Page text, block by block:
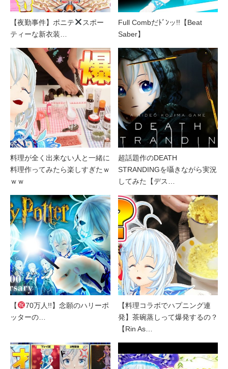
【夜勤事件】ポニテ
スポー
ティーな新衣装…
Full Combだﾄﾞﾝッ!!【Beat
Saber】
料理が全く出来ない人と一緒に
料理作ってみたら楽しすぎたｗ
ｗｗ
超話題作のDEATH
STRANDINGを囁きながら実況
してみた【デス…
【
70万人!!】念願のハリーポ
ッターの…
【料理コラボでハプニング連
発】茶碗蒸しって爆発するの？
【Rin As…